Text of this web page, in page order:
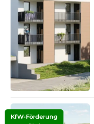
KfW-Förderung